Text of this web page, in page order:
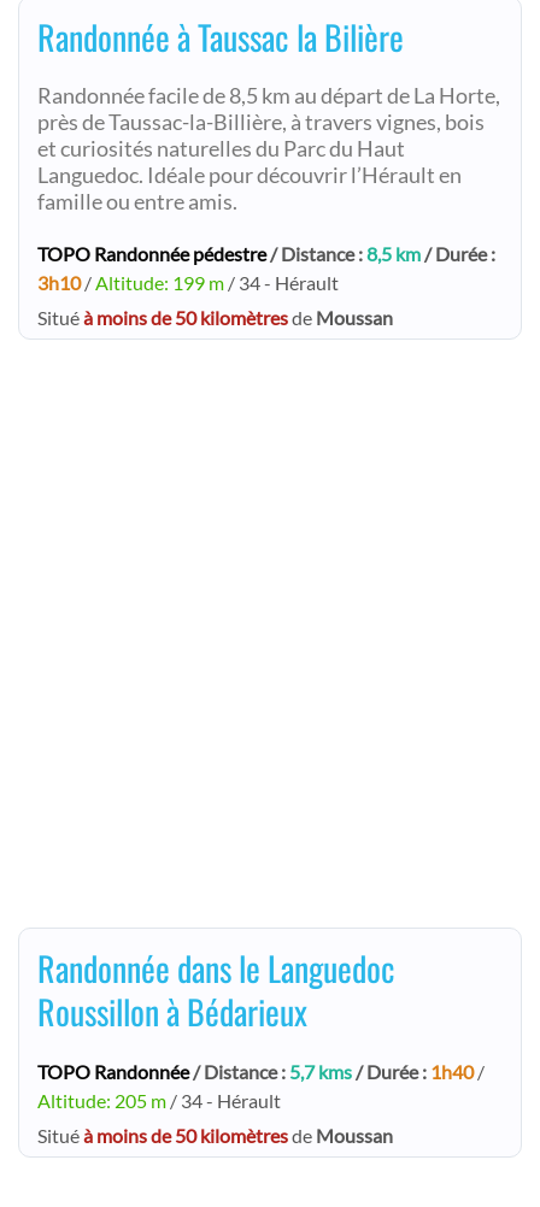
Randonnée à Taussac la Bilière
Randonnée facile de 8,5 km au départ de La Horte,
près de Taussac-la-Billière, à travers vignes, bois
et curiosités naturelles du Parc du Haut
Languedoc. Idéale pour découvrir l’Hérault en
famille ou entre amis.
TOPO Randonnée pédestre/ Distance :8,5 km/ Durée :
3h10/Altitude: 199 m / 34 - Hérault
Situéà moins de 50 kilomètresde Moussan
Randonnée dans le Languedoc
Roussillon à Bédarieux
TOPO Randonnée/ Distance : 5,7 kms/ Durée : 1h40/
Altitude: 205 m / 34 - Hérault
Situéà moins de 50 kilomètresde Moussan